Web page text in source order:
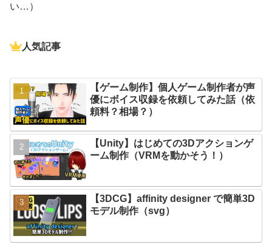
い…）
人気記事
【ゲーム制作】個人ゲーム制作者が声
優にボイス収録を依頼してみた話（依
頼料？相場？）
【Unity】はじめての3Dアクションゲ
ーム制作（VRMを動かそう！）
【3DCG】affinity designer で簡単3D
モデル制作（svg）